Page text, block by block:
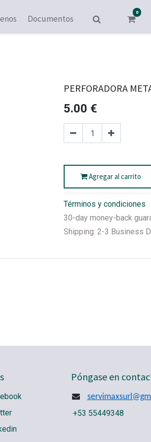
Documentos
0
PERFORADORA
5.00 €
Agregar al carrito
Términos y condiciones
30-day money-back
Shipping: 2-3 Business
Póngase en
+53 55449348